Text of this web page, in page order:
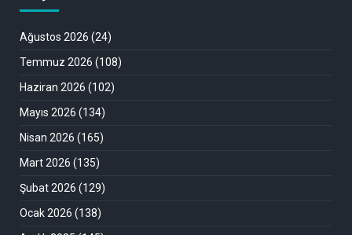
Ağustos 2026 (24)
Temmuz 2026 (108)
Haziran 2026 (102)
Mayıs 2026 (134)
Nisan 2026 (165)
Mart 2026 (135)
Şubat 2026 (129)
Ocak 2026 (138)